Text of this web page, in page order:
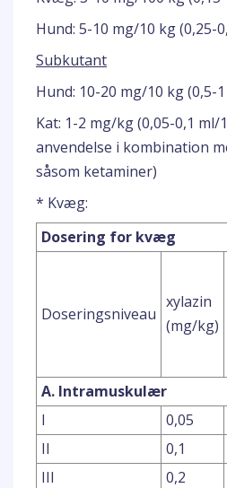
Hund: 5-10 mg/10 kg (0,25-
Subkutant
Hund: 10-20 mg/10 kg (0,5-
Kat: 1-2 mg/kg (0,05-0,1 ml/
anvendelse i kombination
såsom ketaminer)
* Kvæg:
Dosering for kvæg
Doseringsniveau
xylazin
(mg/kg)
A. Intramuskulær
I
0,05
II
0,1
III
0,2